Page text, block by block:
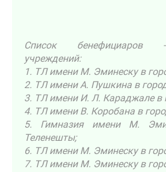
Список бенефициаров -
учреждений:
1. ТЛ имени М. Эминеску в
2. ТЛ имени A. Пушкина в
3. ТЛ имени И. Л. Караджале в
4. ТЛ имени В. Коробана в
5. Гимназия имени М.
Теленешты;
6. ТЛ имени М. Эминеску в
7. ТЛ имени М. Эминеску в